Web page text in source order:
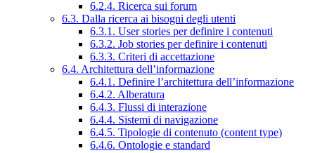
6.2.4. Ricerca sui forum
6.3. Dalla ricerca ai bisogni degli utenti
6.3.1. User stories per definire i contenuti
6.3.2. Job stories per definire i contenuti
6.3.3. Criteri di accettazione
6.4. Architettura dell’informazione
6.4.1. Definire l’architettura dell’informazione
6.4.2. Alberatura
6.4.3. Flussi di interazione
6.4.4. Sistemi di navigazione
6.4.5. Tipologie di contenuto (content type)
6.4.6. Ontologie e standard